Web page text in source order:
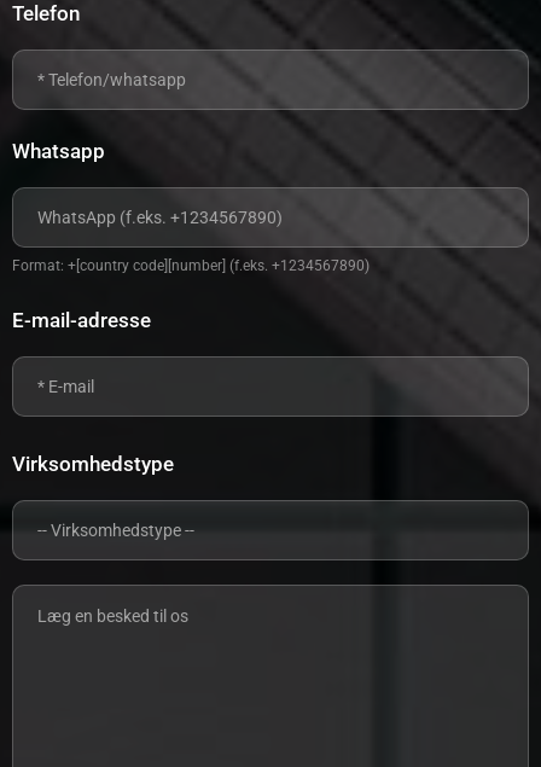
Telefon
Whatsapp
Format: +[country code][number] (f.eks. +1234567890)
E-mail-adresse
Virksomhedstype